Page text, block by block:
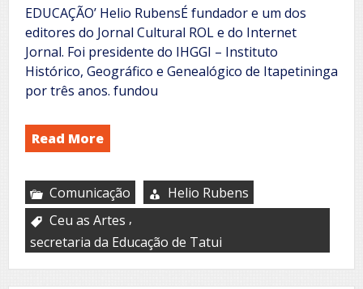
EDUCAÇÃO’ Helio RubensÉ fundador e um dos
editores do Jornal Cultural ROL e do Internet
Jornal. Foi presidente do IHGGI – Instituto
Histórico, Geográfico e Genealógico de Itapetininga
por três anos. fundou
Read More
Comunicação
Helio Rubens
Ceu as Artes ,
secretaria da Educação de Tatui